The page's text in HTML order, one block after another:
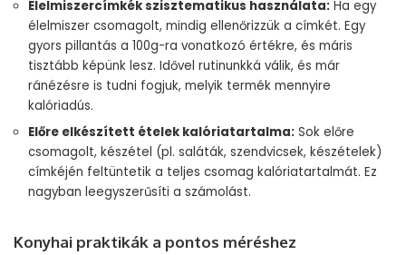
Élelmiszercímkék szisztematikus használata: Ha egy
élelmiszer csomagolt, mindig ellenőrizzük a címkét. Egy
gyors pillantás a 100g-ra vonatkozó értékre, és máris
tisztább képünk lesz. Idővel rutinunkká válik, és már
ránézésre is tudni fogjuk, melyik termék mennyire
kalóriadús.
Előre elkészített ételek kalóriatartalma: Sok előre
csomagolt, készétel (pl. saláták, szendvicsek, készételek)
címkéjén feltüntetik a teljes csomag kalóriatartalmát. Ez
nagyban leegyszerűsíti a számolást.
Konyhai praktikák a pontos méréshez